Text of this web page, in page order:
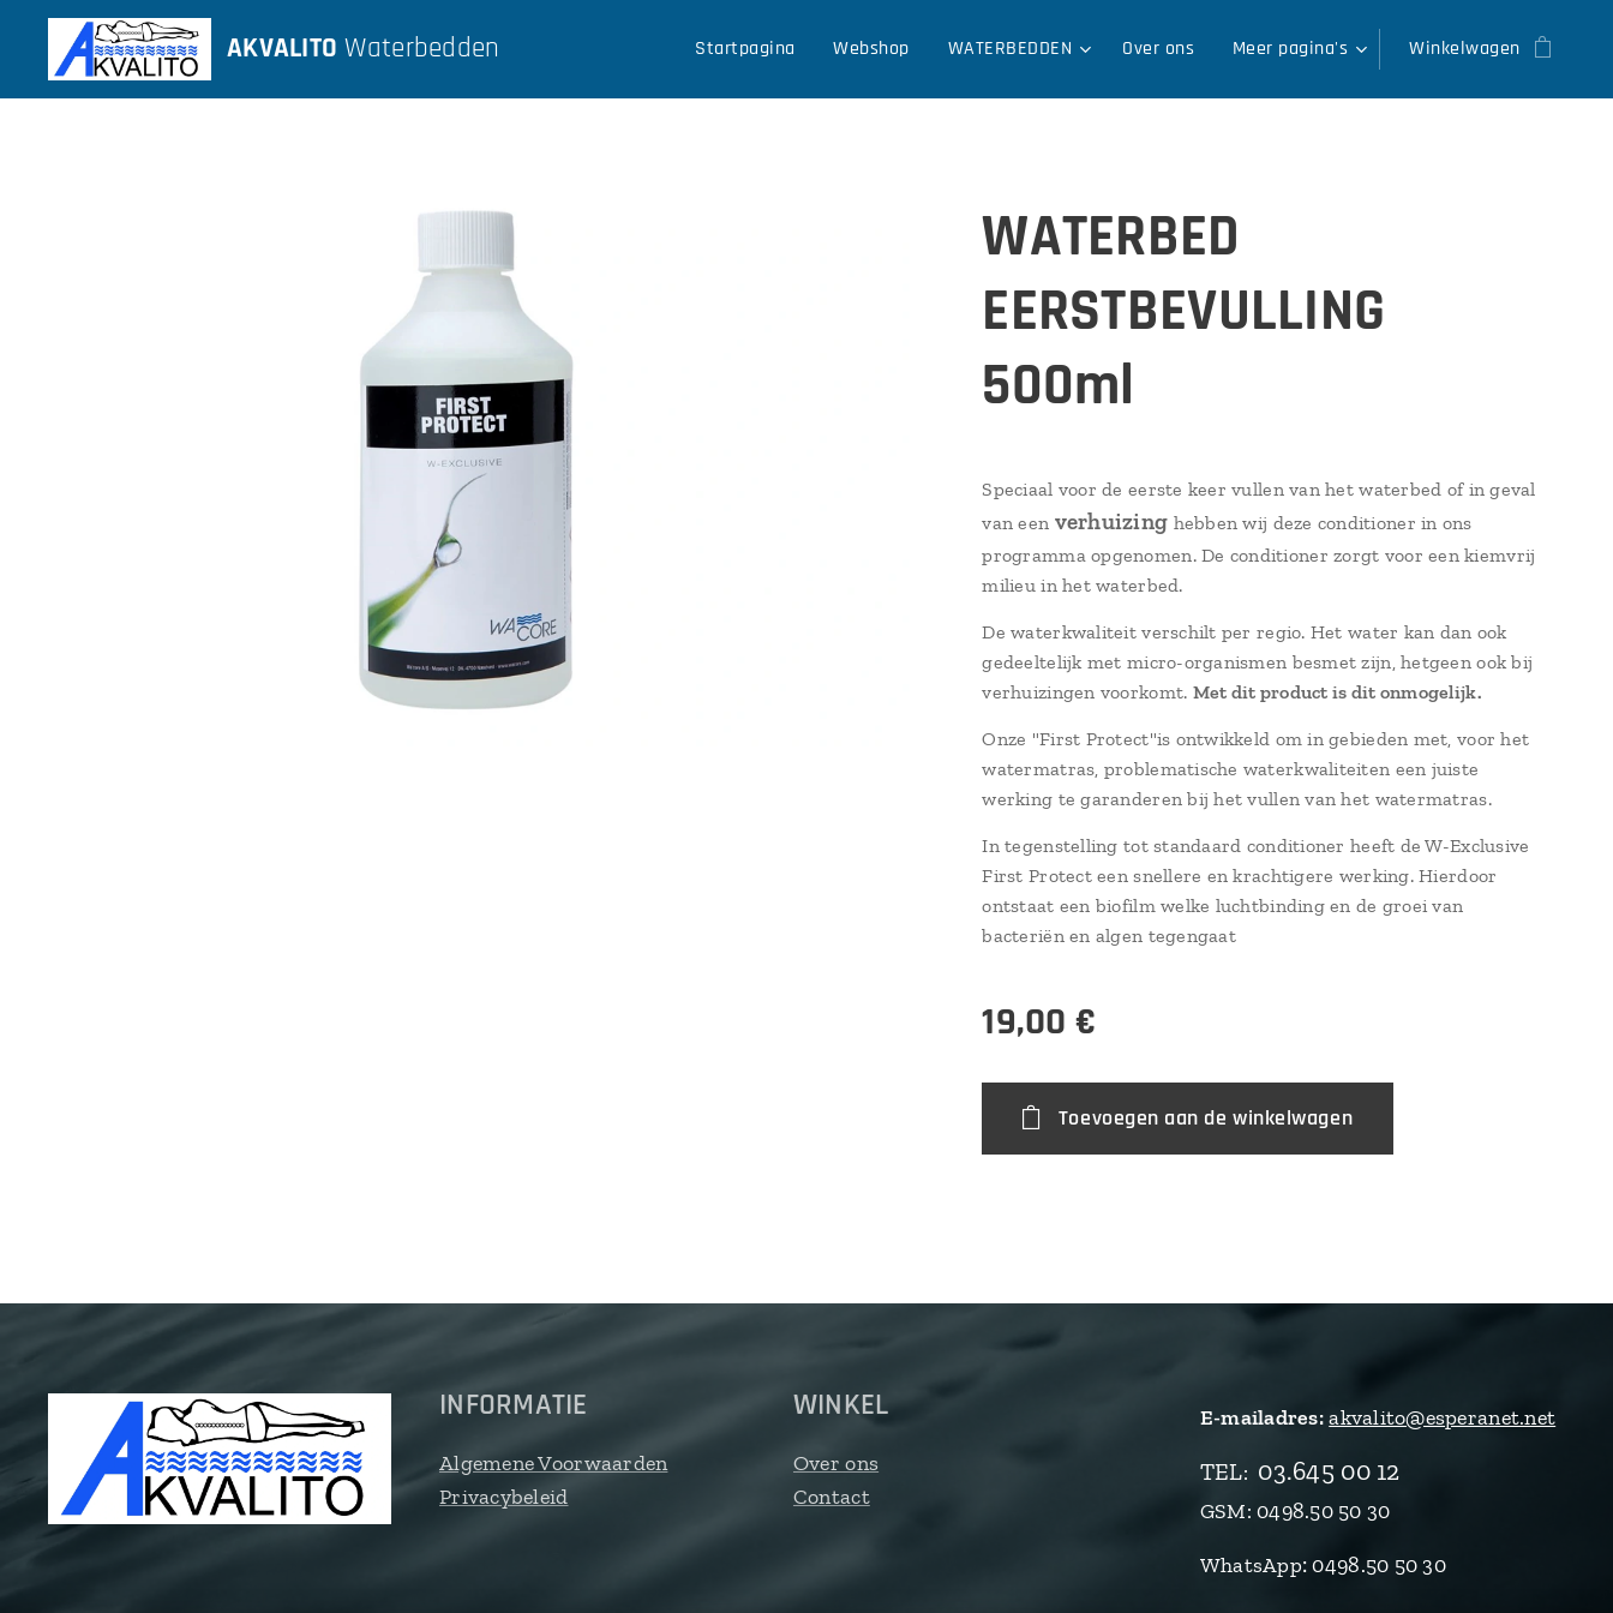
AKVALITO Waterbedden Startpagina Webshop WATERBEDDEN Over ons Meer pagina's Winkelwagen
WATERBED
EERSTBEVULLING
500ml
Speciaal voor de eerste keer vullen van het waterbed of in geval
van een verhuizing hebben wij deze conditioner in ons
programma opgenomen. De conditioner zorgt voor een kiemvrij
milieu in het waterbed.
De waterkwaliteit verschilt per regio. Het water kan dan ook
gedeeltelijk met micro-organismen besmet zijn, hetgeen ook bij
verhuizingen voorkomt. Met dit product is dit onmogelijk.
Onze "First Protect"is ontwikkeld om in gebieden met, voor het
watermatras, problematische waterkwaliteiten een juiste
werking te garanderen bij het vullen van het watermatras.
In tegenstelling tot standaard conditioner heeft de W-Exclusive
First Protect een snellere en krachtigere werking. Hierdoor
ontstaat een biofilm welke luchtbinding en de groei van
bacteriën en algen tegengaat
19,00 €
Toevoegen aan de winkelwagen
INFORMATIE
Algemene Voorwaarden
Privacybeleid
WINKEL
Over ons
Contact
E-mailadres:akvalito@esperanet.net
TEL: 03.645 00 12
GSM: 0498.50 50 30
WhatsApp:0498.50 50 30